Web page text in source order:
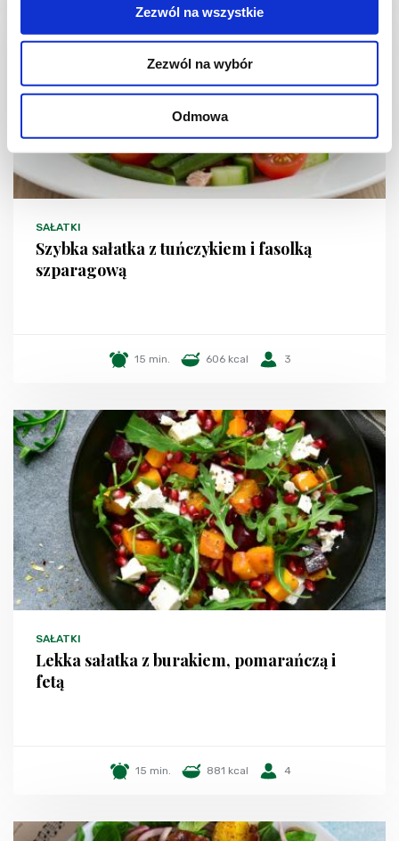
Zezwól na wszystkie
Zezwól na wybór
Odmowa
SAŁATKI
Szybka sałatka z tuńczykiem i fasolką
szparagową
15 min. 606 kcal 3
SAŁATKI
Lekka sałatka z burakiem, pomarańczą i
fetą
15 min. 881 kcal 4